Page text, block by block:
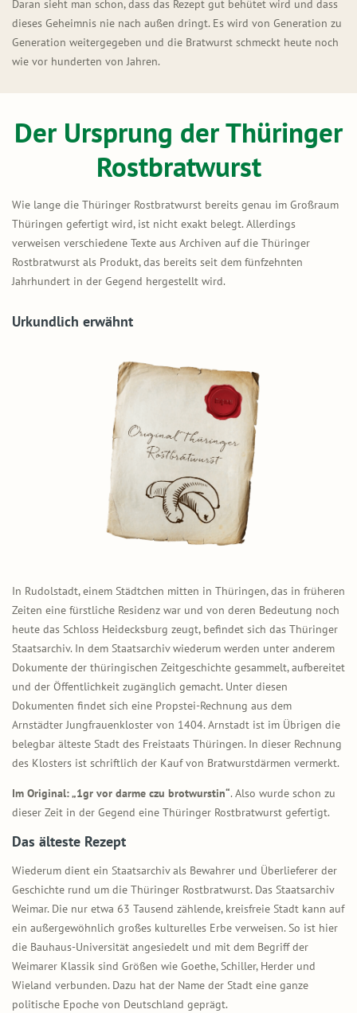
Daran sieht man schon, dass das Rezept gut behütet wird und dass
dieses Geheimnis nie nach außen dringt. Es wird von Generation zu
Generation weitergegeben und die Bratwurst schmeckt heute noch
wie vor hunderten von Jahren.
Der Ursprung der Thüringer
Rostbratwurst
Wie lange die Thüringer Rostbratwurst bereits genau im Großraum
Thüringen gefertigt wird, ist nicht exakt belegt. Allerdings
verweisen verschiedene Texte aus Archiven auf die Thüringer
Rostbratwurst als Produkt, das bereits seit dem fünfzehnten
Jahrhundert in der Gegend hergestellt wird.
Urkundlich erwähnt
In Rudolstadt, einem Städtchen mitten in Thüringen, das in früheren
Zeiten eine fürstliche Residenz war und von deren Bedeutung noch
heute das Schloss Heidecksburg zeugt, befindet sich das Thüringer
Staatsarchiv. In dem Staatsarchiv wiederum werden unter anderem
Dokumente der thüringischen Zeitgeschichte gesammelt, aufbereitet
und der Öffentlichkeit zugänglich gemacht. Unter diesen
Dokumenten findet sich eine Propstei-Rechnung aus dem
Arnstädter Jungfrauenkloster von 1404. Arnstadt ist im Übrigen die
belegbar älteste Stadt des Freistaats Thüringen. In dieser Rechnung
des Klosters ist schriftlich der Kauf von Bratwurstdärmen vermerkt.
Im Original: „1gr vor darme czu brotwurstin“. Also wurde schon zu
dieser Zeit in der Gegend eine Thüringer Rostbratwurst gefertigt.
Das älteste Rezept
Wiederum dient ein Staatsarchiv als Bewahrer und Überlieferer der
Geschichte rund um die Thüringer Rostbratwurst. Das Staatsarchiv
Weimar. Die nur etwa 63 Tausend zählende, kreisfreie Stadt kann auf
ein außergewöhnlich großes kulturelles Erbe verweisen. So ist hier
die Bauhaus-Universität angesiedelt und mit dem Begriff der
Weimarer Klassik sind Größen wie Goethe, Schiller, Herder und
Wieland verbunden. Dazu hat der Name der Stadt eine ganze
politische Epoche von Deutschland geprägt.